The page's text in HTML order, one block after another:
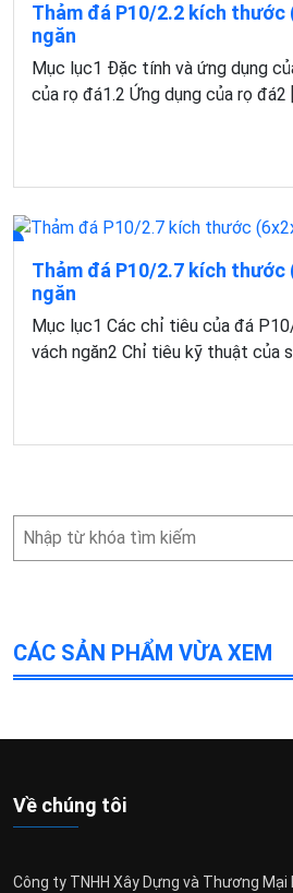
Thảm đá P10/2.2 kích thước
ngăn
Mục lục1 Đặc tính và ứng dụng
của rọ đá1.2 Ứng dụng của rọ đá2
Thảm đá P10/2.7 kích thước
ngăn
Mục lục1 Các chỉ tiêu của đá
vách ngăn2 Chỉ tiêu kỹ thuật của
Tìm
CÁC SẢN PHẨM VỪA XEM
Về chúng tôi
Công ty TNHH Xây Dựng và Thương